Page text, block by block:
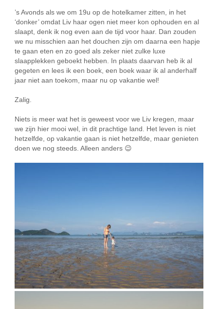
’s Avonds als we om 19u op de hotelkamer zitten, in het
‘donker’ omdat Liv haar ogen niet meer kon ophouden en al
slaapt, denk ik nog even aan de tijd voor haar. Dan zouden
we nu misschien aan het douchen zijn om daarna een hapje
te gaan eten en zo goed als zeker niet zulke luxe
slaapplekken geboekt hebben. In plaats daarvan heb ik al
gegeten en lees ik een boek, een boek waar ik al anderhalf
jaar niet aan toekom, maar nu op vakantie wel!
Zalig.
Niets is meer wat het is geweest voor we Liv kregen, maar
we zijn hier mooi wel, in dit prachtige land. Het leven is niet
hetzelfde, op vakantie gaan is niet hetzelfde, maar genieten
doen we nog steeds. Alleen anders 😉